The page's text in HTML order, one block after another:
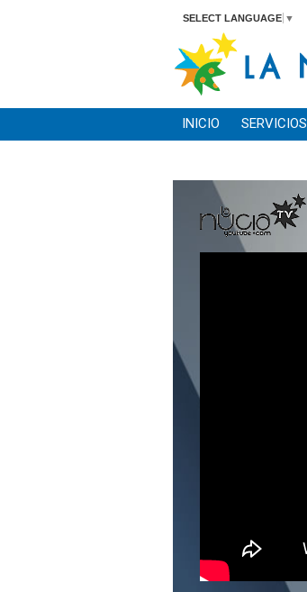
SELECT LANGUAGE ▼
INICIO SERVICIOS